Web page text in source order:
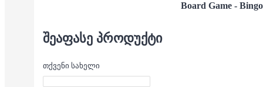
Board Game - Bingo
ᲨᲔᲐᲤᲐᲡᲔ ᲞᲠᲝᲓᲣᲥᲢᲘ
თქვენი სახელი